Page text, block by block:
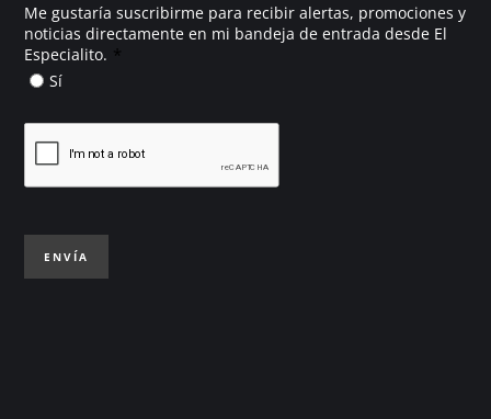
Me gustaría suscribirme para recibir alertas, promociones y
noticias directamente en mi bandeja de entrada desde El
Especialito. *
Sí
ENVÍA